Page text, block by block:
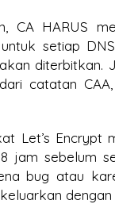
CA HARUS
setiap
diterbitkan.
catatan
Let’s Encrypt
jam sebelum
bug atau